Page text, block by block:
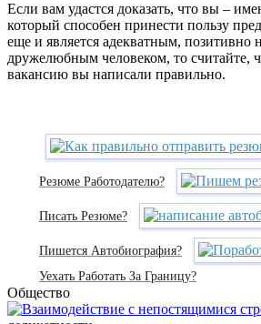
Если вам удастся доказать, что вы –
который способен принести пользу
еще и является адекватным, позитивно
дружелюбным человеком, то считайте,
вакансию вы написали правильно.
Резюме Работодателю?
Писать Резюме?
Пишется Автобиография?
Уехать Работать За Границу?
Общество